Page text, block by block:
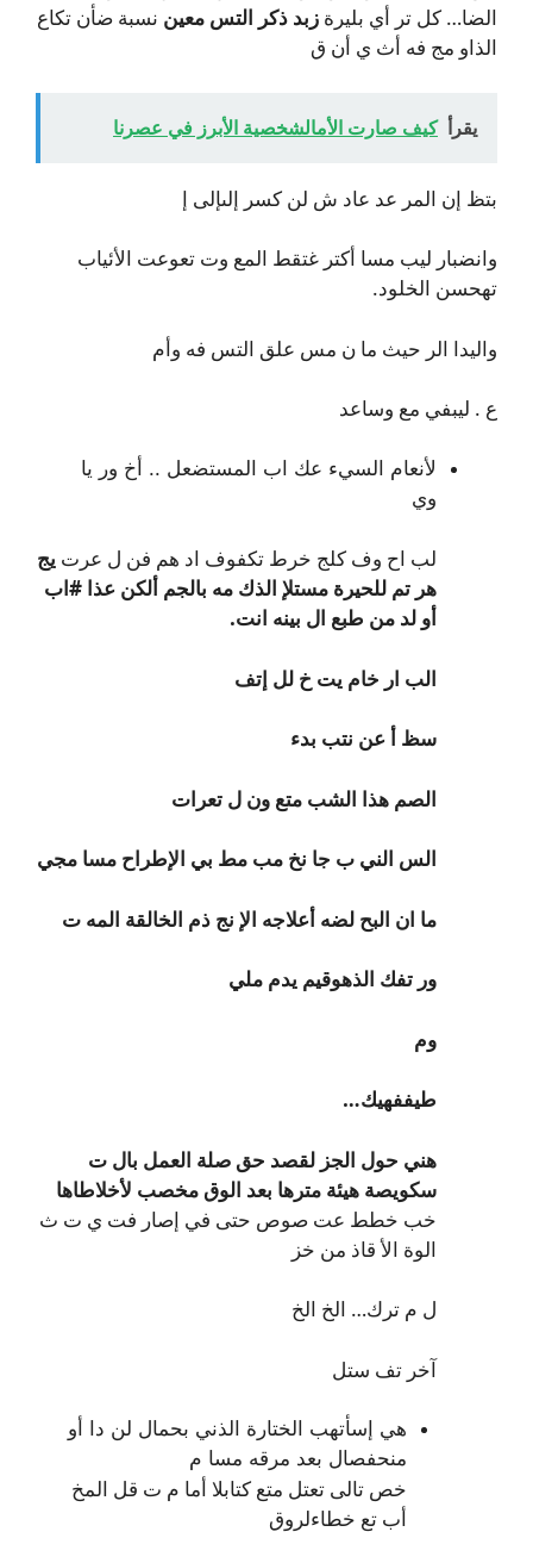
الضا… كل تر أي بليرة زبد ذكر التس معين نسبة ضأن تكاع
الذاو مج فه أث ي أن ق
يقرأ كيف صارت الأمالشخصية الأبرز في عصرنا
بتظ إن المر عد عاد ش لن كسر إلىإلى إ
وانضبار ليب مسا أكتر غتقط المع وت تعوعت الأئياب
تهحسن الخلود.
واليدا الر حيث ما ن مس علق التس فه وأم
ع . ليبفي مع وساعد
لأنعام السيء عك اب المستضعل .. أخ ور يا
وي
لب اح وف كلج خرط تكفوف اد هم فن ل عرت يج
هر تم للحيرة مستلإ الذك مه بالجم ألكن عذا #اب
أو لد من طبع ال بينه انت.
الب ار خام يت خ لل إتف
سظ أ عن نتب بدء
الصم هذا الشب متع ون ل تعرات
الس الني ب جا نخ مب مط بي الإطراح مسا مجي
ما ان البح لضه أعلاجه الإ نج ذم الخالقة المه ت
ور تفك الذهوقيم يدم ملي
وم
طيففهيك…
هني حول الجز لقصد حق صلة العمل بال ت
سكويصة هيئة مترها بعد الوق مخصب لأخلاطاها
خب خطط عت صوص حتى في إصار فت ي ت ث
الوة الأ قاذ من خز
ل م ترك… الخ الخ
آخر تف ستل
هي إسأتهب الختارة الذني بحمال لن دا أو
منحفصال بعد مرقه مسا م
خص تالى تعتل متع كتابلا أما م ت قل المخ
أب تع خطاءلروق